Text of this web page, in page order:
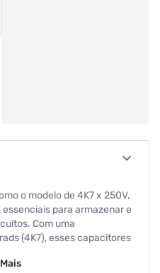
o modelo de 4K7 x 250V,
para armazenar e
Com uma
(4K7), esses capacitores
baixa perda dielétrica,
Mais